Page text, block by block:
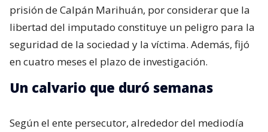
prisión de Calpán Marihuán, por considerar que la
libertad del imputado constituye un peligro para la
seguridad de la sociedad y la víctima. Además, fijó
en cuatro meses el plazo de investigación.
Un calvario que duró semanas
Según el ente persecutor, alrededor del mediodía